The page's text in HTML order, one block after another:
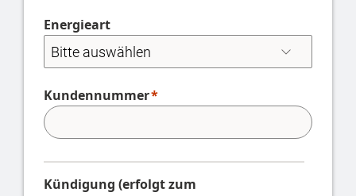
Energieart
Kundennummer
Kündigung (erfolgt zum